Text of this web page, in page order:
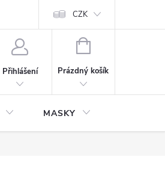
CZK
Přihlášení
NÁKUPNÍ
Prázdný košík
MASKY